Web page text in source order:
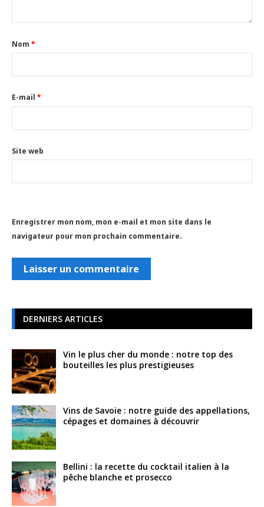
Nom *
E-mail *
Site web
Enregistrer mon nom, mon e-mail et mon site dans le
navigateur pour mon prochain commentaire.
DERNIERS ARTICLES
Vin le plus cher du monde : notre top des
bouteilles les plus prestigieuses
Vins de Savoie : notre guide des appellations,
cépages et domaines à découvrir
Bellini : la recette du cocktail italien à la
pêche blanche et prosecco